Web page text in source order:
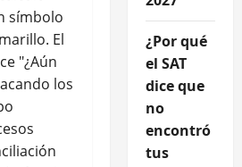
¿Por qué
el SAT
dice que
no
encontró
tus